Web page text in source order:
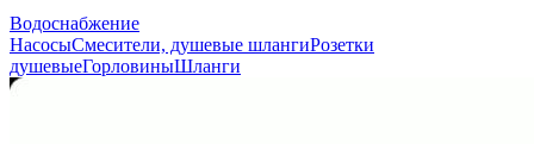
Водоснабжение
НасосыСмесители, душевые шлангиРозетки
душевыеГорловиныШланги